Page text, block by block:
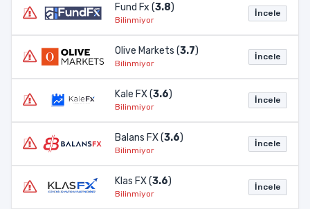
Fund Fx (3.8)
Bilinmiyor
İncele
Olive Markets (3.7)
Bilinmiyor
İncele
Kale FX (3.6)
Bilinmiyor
İncele
Balans FX (3.6)
Bilinmiyor
İncele
Klas FX (3.6)
Bilinmiyor
İncele